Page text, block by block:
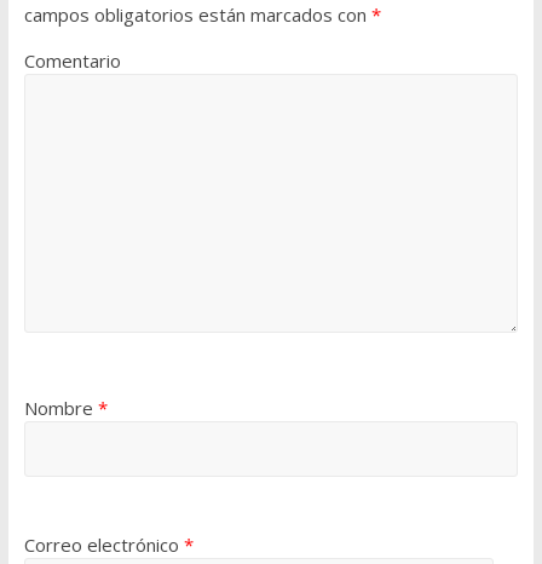
campos obligatorios están marcados con *
Comentario
Nombre *
Correo electrónico *